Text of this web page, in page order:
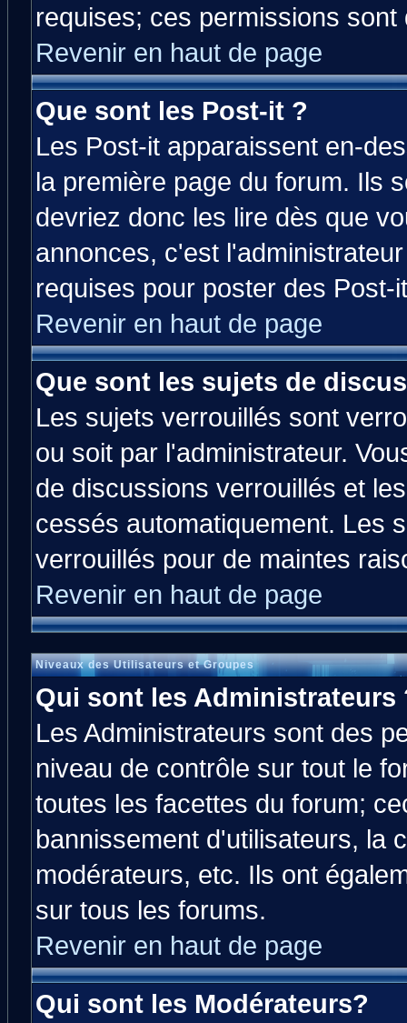
requises; ces permissions
Revenir en haut de page
Que sont les Post-it ?
Les Post-it apparaissent en-
la première page du forum. Ils
devriez donc les lire dès que
annonces, c'est
requises pour poster des Post-
Revenir en haut de page
Que sont les sujets de
Les sujets verrouillés sont
ou soit par l'administrateur.
de discussions verrouillés et
cessés automatiquement. Les
verrouillés pour de maintes
Revenir en haut de page
Niveaux des Utilisateurs et Groupes
Qui sont les Administrateurs
Les Administrateurs sont des
niveau de contrôle sur tout le
toutes les facettes du forum;
bannissement d'utilisateurs, la
modérateurs, etc. Ils ont
sur tous les forums.
Revenir en haut de page
Qui sont les Modérateurs?